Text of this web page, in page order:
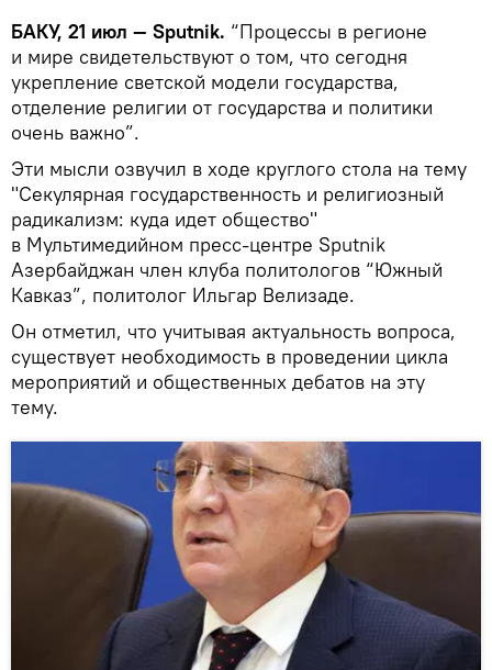
БАКУ, 21 июл — Sputnik. “Процессы в регионе
и мире свидетельствуют о том, что сегодня
укрепление светской модели государства,
отделение религии от государства и политики
очень важно”.
Эти мысли озвучил в ходе круглого стола на тему
"Секулярная государственность и религиозный
радикализм: куда идет общество"
в Мультимедийном пресс-центре Sputnik
Азербайджан член клуба политологов “Южный
Кавказ”, политолог Ильгар Велизаде.
Он отметил, что учитывая актуальность вопроса,
существует необходимость в проведении цикла
мероприятий и общественных дебатов на эту
тему.